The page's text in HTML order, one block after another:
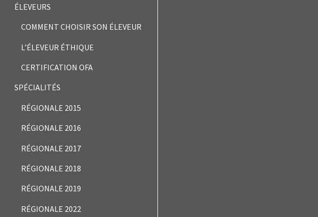
ÉLEVEURS
COMMENT CHOISIR SON ÉLEVEUR
L’ÉLEVEUR ÉTHIQUE
CERTIFICATION OFA
SPÉCIALITÉS
RÉGIONALE 2015
RÉGIONALE 2016
RÉGIONALE 2017
RÉGIONALE 2018
RÉGIONALE 2019
RÉGIONALE 2022